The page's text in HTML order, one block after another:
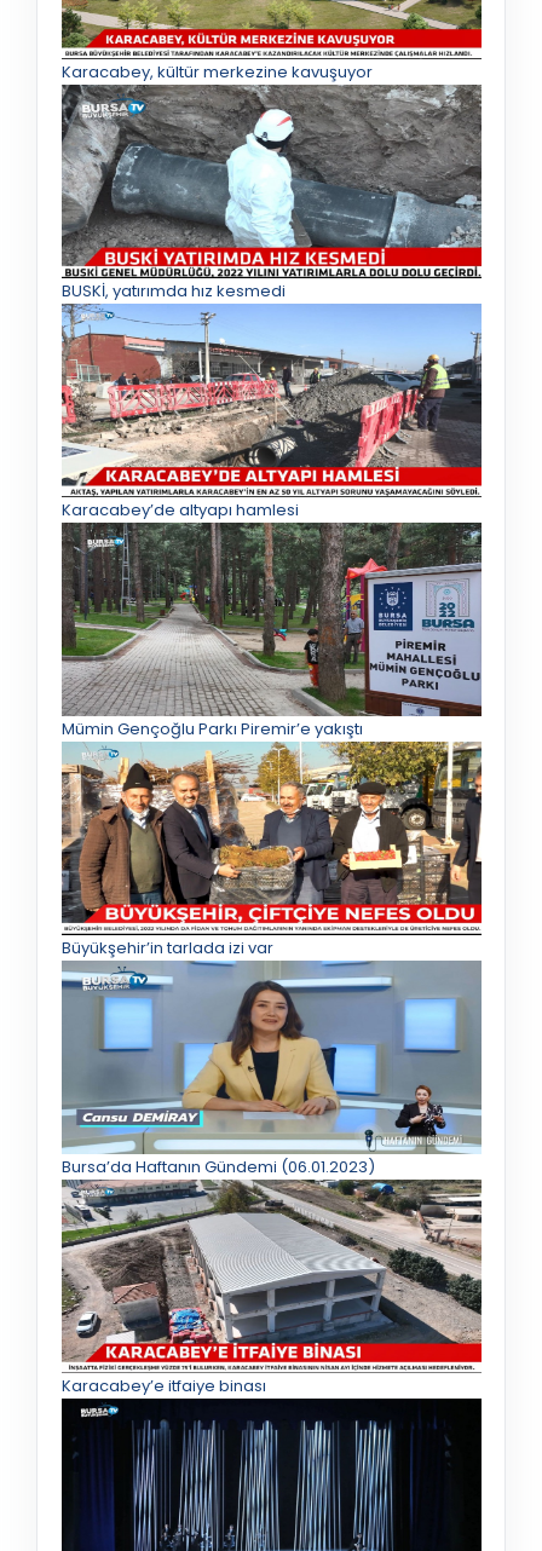
Karacabey, kültür merkezine kavuşuyor
BUSKİ, yatırımda hız kesmedi
Karacabey’de altyapı hamlesi
Mümin Gençoğlu Parkı Piremir’e yakıştı
Büyükşehir’in tarlada izi var
Bursa’da Haftanın Gündemi (06.01.2023)
Karacabey’e itfaiye binası